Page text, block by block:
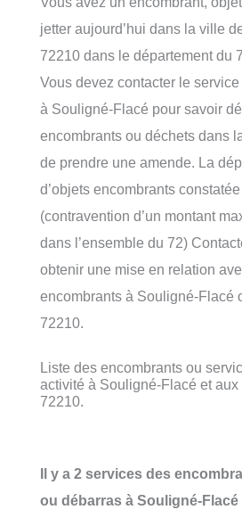
jetter aujourd’hui dans la ville
72210 dans le département du
Vous devez contacter le
à Souligné-Flacé pour savoir
encombrants ou déchets dans
de prendre une amende. La
d’objets encombrants
(contravention d’un montant
dans l’ensemble du 72)
obtenir une mise en relation
encombrants à Souligné-Flacé
72210.
Liste des encombrants ou
activité à Souligné-Flacé et aux
72210.
Il y a 2 services des
ou débarras à Souligné-Flacé